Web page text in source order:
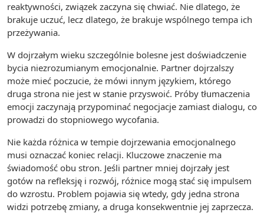
reaktywności, związek zaczyna się chwiać. Nie dlatego, że
brakuje uczuć, lecz dlatego, że brakuje wspólnego tempa ich
przeżywania.
W dojrzałym wieku szczególnie bolesne jest doświadczenie
bycia niezrozumianym emocjonalnie. Partner dojrzalszy
może mieć poczucie, że mówi innym językiem, którego
druga strona nie jest w stanie przyswoić. Próby tłumaczenia
emocji zaczynają przypominać negocjacje zamiast dialogu, co
prowadzi do stopniowego wycofania.
Nie każda różnica w tempie dojrzewania emocjonalnego
musi oznaczać koniec relacji. Kluczowe znaczenie ma
świadomość obu stron. Jeśli partner mniej dojrzały jest
gotów na refleksję i rozwój, różnice mogą stać się impulsem
do wzrostu. Problem pojawia się wtedy, gdy jedna strona
widzi potrzebę zmiany, a druga konsekwentnie jej zaprzecza.